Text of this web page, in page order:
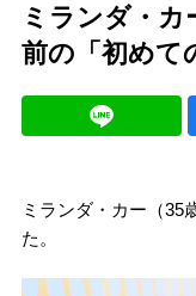
ミランダ・カ
前の「初めて
ミランダ・カー（35
た。